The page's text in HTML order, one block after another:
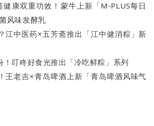
康双重功效！蒙牛上新「M-PLUS每日
风味发酵乳
江中医药×五芳斋推出「江中健消粽」新
！叮咚好食光推出「冷吃鲜粽」系列
王老吉×青岛啤酒上新「青岛啤酒风味气